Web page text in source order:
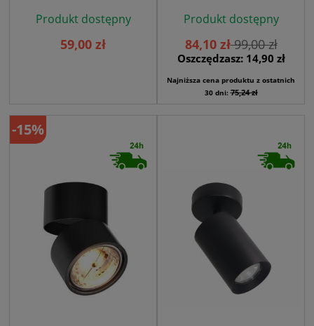
Produkt dostępny
59,00 zł
Produkt dostępny
84,10 zł99,00 zł
Oszczędzasz: 14,90 zł
Najniższa cena produktu z ostatnich
30 dni:75,24 zł
-15%